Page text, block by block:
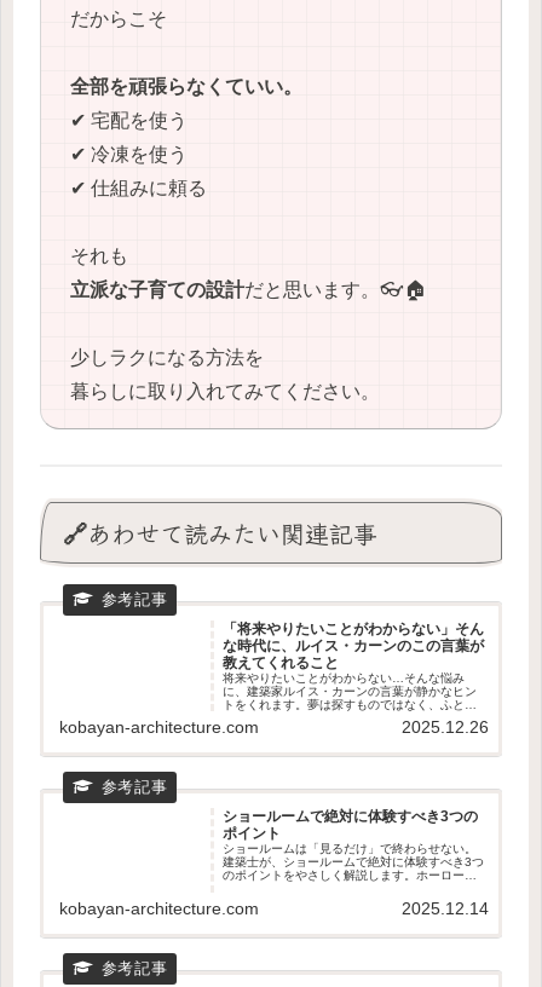
だからこそ
全部を頑張らなくていい。
✔ 宅配を使う
✔ 冷凍を使う
✔ 仕組みに頼る
それも
立派な子育ての設計だと思います。👓🏠
少しラクになる方法を
暮らしに取り入れてみてください。
🔗あわせて読みたい関連記事
「将来やりたいことがわからない」そん
な時代に、ルイス・カーンのこの言葉が
教えてくれること
将来やりたいことがわからない…そんな悩み
に、建築家ルイス・カーンの言葉が静かなヒン
トをくれます。夢は探すものではなく、ふと反
い思考エッセイ。
kobayan-architecture.com 2025.12.26
ショールームで絶対に体験すべき3つの
ポイント
ショールームは「見るだけ」で終わらせない。
建築士が、ショールームで絶対に体験すべき3つ
のポイントをやさしく解説します。ホーローの
地まで。新築・リフォームどちらにも役立つ、
後悔しない見学のコツがわかる記事です。
kobayan-architecture.com 2025.12.14